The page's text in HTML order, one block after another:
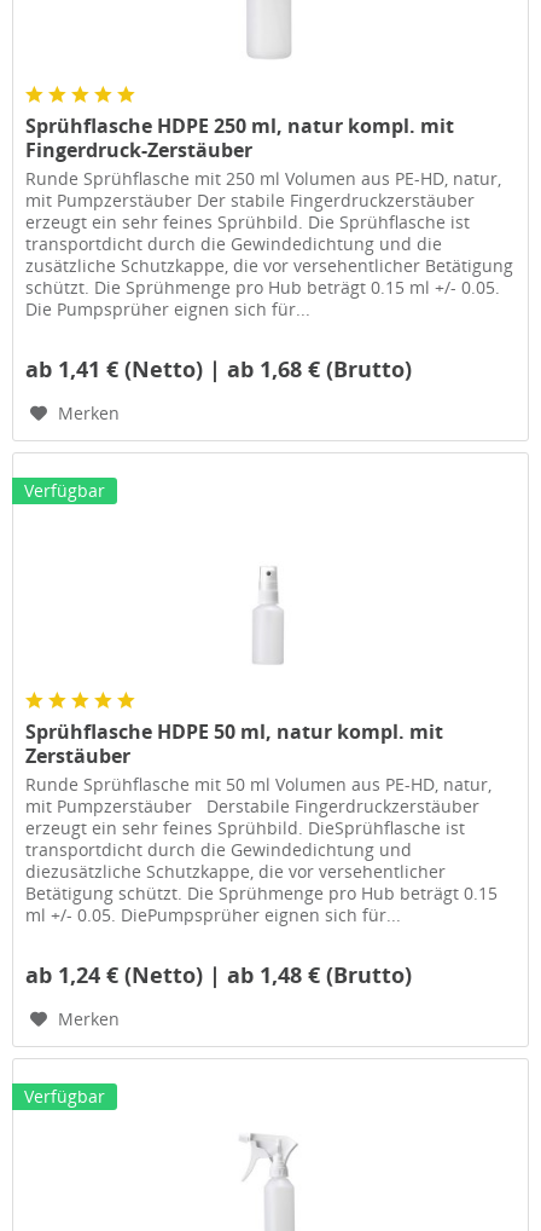
Sprühflasche HDPE 250 ml, natur kompl. mit
Fingerdruck-Zerstäuber
Runde Sprühflasche mit 250 ml Volumen aus PE-HD, natur,
mit Pumpzerstäuber Der stabile Fingerdruckzerstäuber
erzeugt ein sehr feines Sprühbild. Die Sprühflasche ist
transportdicht durch die Gewindedichtung und die
zusätzliche Schutzkappe, die vor versehentlicher Betätigung
schützt. Die Sprühmenge pro Hub beträgt 0.15 ml +/- 0.05.
Die Pumpsprüher eignen sich für...
ab 1,41 € (Netto) | ab 1,68 € (Brutto)
Merken
Verfügbar
Sprühflasche HDPE 50 ml, natur kompl. mit
Zerstäuber
Runde Sprühflasche mit 50 ml Volumen aus PE-HD, natur,
mit Pumpzerstäuber Derstabile Fingerdruckzerstäuber
erzeugt ein sehr feines Sprühbild. DieSprühflasche ist
transportdicht durch die Gewindedichtung und
diezusätzliche Schutzkappe, die vor versehentlicher
Betätigung schützt. Die Sprühmenge pro Hub beträgt 0.15
ml +/- 0.05. DiePumpsprüher eignen sich für...
ab 1,24 € (Netto) | ab 1,48 € (Brutto)
Merken
Verfügbar